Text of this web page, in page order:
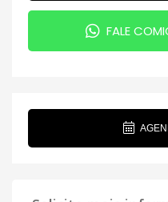
FALE